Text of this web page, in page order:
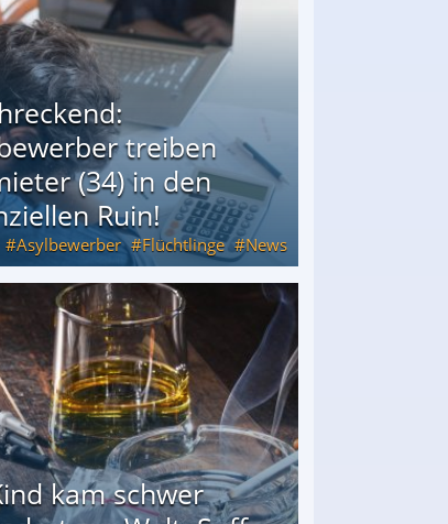
treiben
(34) in den
Ruin!
Asylbewerber Flüchtlinge News
den finanziellen Ruin!
kam schwer